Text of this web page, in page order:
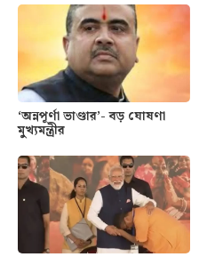
‘অন্নপূর্ণা ভাণ্ডার’- বড় ঘোষণা
মুখ্যমন্ত্রীর